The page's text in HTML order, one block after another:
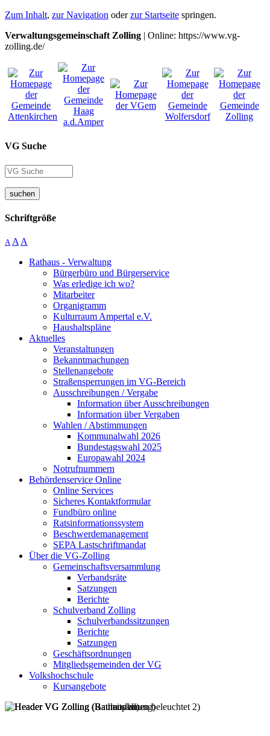
Zum Inhalt, zur Navigation oderzur Startseite springen.
Verwaltungsgemeinschaft Zolling | Online: https://www.vg-
zolling.de/
VG Suche
suchen
Schriftgröße
A A A
Rathaus - Verwaltung
Bürgerbüro und Bürgerservice
Was erledige ich wo?
Mitarbeiter
Organigramm
Kulturraum Ampertal e.V.
Haushaltspläne
Aktuelles
Veranstaltungen
Bekanntmachungen
Stellenangebote
Straßensperrungen im VG-Bereich
Ausschreibungen / Vergabe
Information über Ausschreibungen
Information über Vergaben
Wahlen / Abstimmungen
Kommunalwahl 2026
Bundestagswahl 2025
Europawahl 2024
Notrufnummern
Behördenservice Online
Online Services
Sicheres Kontaktformular
Fundbüro online
Ratsinformationssystem
Beschwerdemanagement
SEPA Lastschriftmandat
Über die VG-Zolling
Gemeinschaftsversammlung
Verbandsräte
Satzungen
Berichte
Schulverband Zolling
Schulverbandssitzungen
Berichte
Satzungen
Geschäftsordnungen
Mitgliedsgemeinden der VG
Volkshochschule
Kursangebote